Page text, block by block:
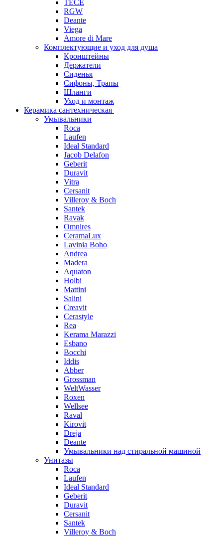
TECE
RGW
Deante
Viega
Amore di Mare
Комплектующие и уход для душа
Кронштейны
Держатели
Сиденья
Сифоны, Трапы
Шланги
Уход и монтаж
Керамика сантехническая
Умывальники
Roca
Laufen
Ideal Standard
Jacob Delafon
Geberit
Duravit
Vitra
Cersanit
Villeroy & Boch
Santek
Ravak
Omnires
CeramaLux
Lavinia Boho
Andrea
Madera
Aquaton
Holbi
Mattini
Salini
Creavit
Cerastyle
Rea
Kerama Marazzi
Esbano
Bocchi
Iddis
Abber
Grossman
WeltWasser
Roxen
Wellsee
Raval
Kirovit
Dreja
Deante
Умывальники над стиральной машиной
Унитазы
Roca
Laufen
Ideal Standard
Geberit
Duravit
Cersanit
Santek
Villeroy & Boch